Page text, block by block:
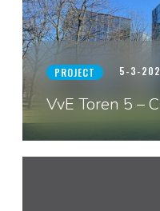
PROJECT 5-3-
VvE Toren 5 –